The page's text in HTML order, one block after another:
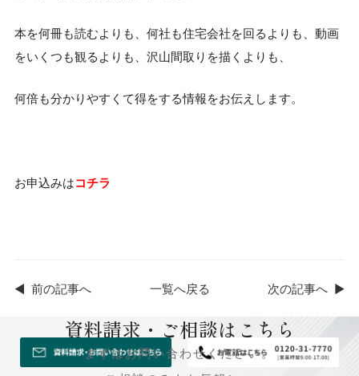
本を何冊も読むよりも、何社も住宅会社を回るよりも、動画
をいくつも観るよりも、沢山間取りを描くよりも、
何倍も分かりやすくて得をする情報をお伝えします。
お申込みはコチラ
◀ 前の記事へ 一覧へ戻る 次の記事へ ▶
資料請求・ご相談はこちら
まずはお問い合わせください。